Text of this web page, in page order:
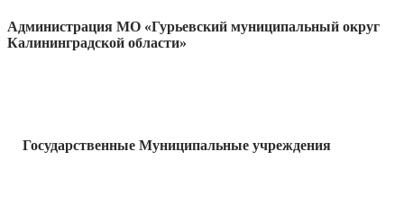
Администрация МО «Гурьевский муниципальный округ
Калининградской области»
Государственные Муниципальные учреждения